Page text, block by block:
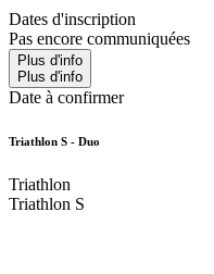
Dates d'inscription
Pas encore communiquées
Plus d'info
Plus d'info
Date à confirmer
Triathlon S - Duo
Triathlon
Triathlon S